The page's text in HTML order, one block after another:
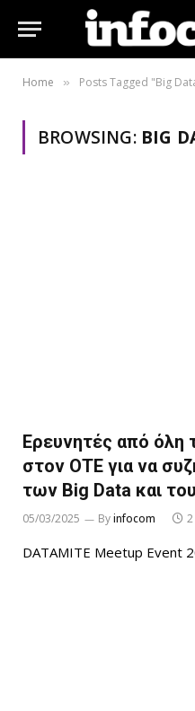
Home » Posts Tagged "Big
BROWSING: BIG
Ερευνητές από
στον ΟΤΕ για να
των Big Data και
05/03/2025 Byinfocom
DATAMITE Meetup Event